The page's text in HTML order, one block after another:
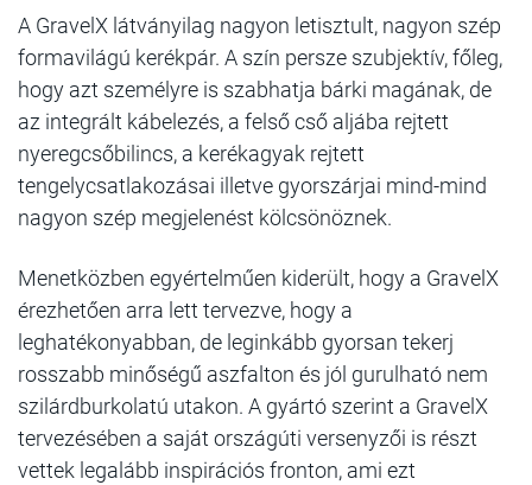
A GravelX látványilag nagyon letisztult, nagyon szép
formavilágú kerékpár. A szín persze szubjektív, főleg,
hogy azt személyre is szabhatja bárki magának, de
az integrált kábelezés, a felső cső aljába rejtett
nyeregcsőbilincs, a kerékagyak rejtett
tengelycsatlakozásai illetve gyorszárjai mind-mind
nagyon szép megjelenést kölcsönöznek.
Menetközben egyértelműen kiderült, hogy a GravelX
érezhetően arra lett tervezve, hogy a
leghatékonyabban, de leginkább gyorsan tekerj
rosszabb minőségű aszfalton és jól gurulható nem
szilárdburkolatú utakon. A gyártó szerint a GravelX
tervezésében a saját országúti versenyzői is részt
vettek legalább inspirációs fronton, ami ezt